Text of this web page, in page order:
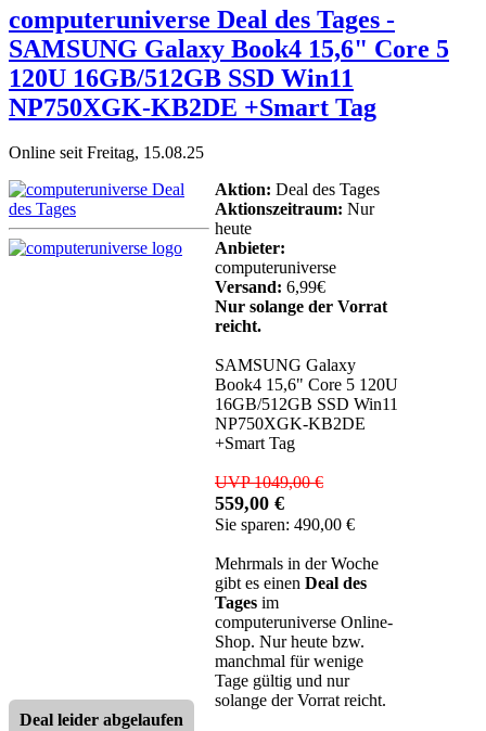
computeruniverse Deal des Tages -
SAMSUNG Galaxy Book4 15,6" Core 5
120U 16GB/512GB SSD Win11
NP750XGK-KB2DE +Smart Tag
Online seit Freitag, 15.08.25
Aktion: Deal des Tages
Aktionszeitraum: Nur
heute
Anbieter:
computeruniverse
Versand: 6,99€
Nur solange der Vorrat
reicht.
SAMSUNG Galaxy
Book4 15,6" Core 5 120U
16GB/512GB SSD Win11
NP750XGK-KB2DE
+Smart Tag
UVP 1049,00 €
559,00 €
Sie sparen: 490,00 €
Mehrmals in der Woche
gibt es einen Deal des
Tages im
computeruniverse Online-
Shop. Nur heute bzw.
manchmal für wenige
Tage gültig und nur
solange der Vorrat reicht.
Deal leider abgelaufen